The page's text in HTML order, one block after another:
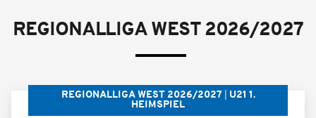
REGIONALLIGA WEST 2026/2027
REGIONALLIGA WEST 2026/2027
U21 1.
HEIMSPIEL